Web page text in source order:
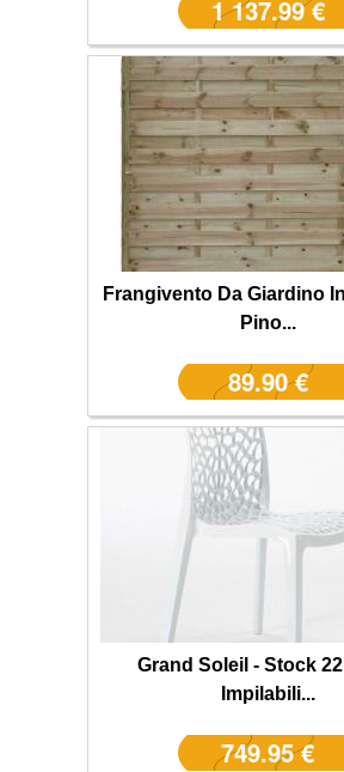
1 137.99 €
Frangivento Da Giardino
Pino...
89.90 €
Grand Soleil - Stock
Impilabili...
749.95 €